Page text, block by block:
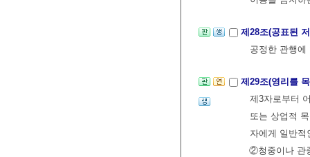
제28조(공표된
공정한 관행
제29조(영리를
제3자로부터
또는 상업적
자에게 일반
②청중이나 관